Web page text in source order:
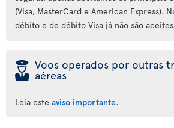
(Visa, MasterCard e American Express).
débito e de débito Visa já não são aceites.
þ Voos operados por outras
aéreas
Leia este aviso importante.